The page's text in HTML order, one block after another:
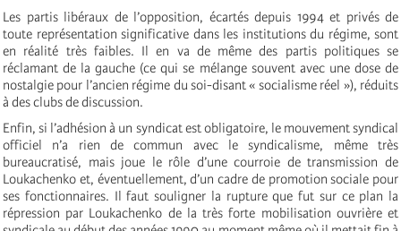
Les partis libéraux de l’opposition, écartés depuis 1994 et privés de
toute représentation significative dans les institutions du régime, sont
en réalité très faibles. Il en va de même des partis politiques se
réclamant de la gauche (ce qui se mélange souvent avec une dose de
nostalgie pour l’ancien régime du soi-disant « socialisme réel »), réduits
à des clubs de discussion.
Enfin, si l’adhésion à un syndicat est obligatoire, le mouvement syndical
officiel n’a rien de commun avec le syndicalisme, même très
bureaucratisé, mais joue le rôle d’une courroie de transmission de
Loukachenko et, éventuellement, d’un cadre de promotion sociale pour
ses fonctionnaires. Il faut souligner la rupture que fut sur ce plan la
répression par Loukachenko de la très forte mobilisation ouvrière et